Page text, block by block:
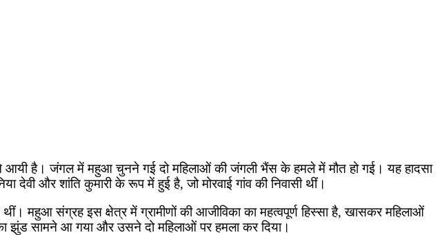
आयी है। जंगल में महुआ चुनने गई दो महिलाओं की जंगली भैंस के हमले में मौत हो गई। यह हादसा
देवी और शांति कुमारी के रूप में हुई है, जो मोरवाई गांव की निवासी थीं।
महुआ संग्रह इस क्षेत्र में ग्रामीणों की आजीविका का महत्वपूर्ण हिस्सा है, खासकर महिलाओं
झुंड सामने आ गया और उसने दो महिलाओं पर हमला कर दिया।